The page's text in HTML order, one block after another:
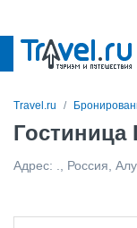
Travel.ru
Гостиница
Адрес: Россия